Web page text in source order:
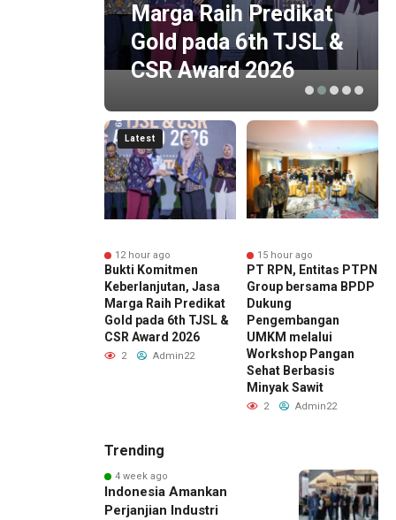
Marga Raih Predikat
Gold pada 6th TJSL &
CSR Award 2026
Latest
12 hour ago
Bukti Komitmen
Keberlanjutan, Jasa
Marga Raih Predikat
Gold pada 6th TJSL &
CSR Award 2026
2 Admin22
15 hour ago
PT RPN, Entitas PTPN
Group bersama BPDP
Dukung
Pengembangan
UMKM melalui
Workshop Pangan
Sehat Berbasis
Minyak Sawit
2 Admin22
Trending
4 week ago
Indonesia Amankan
Perjanjian Industri